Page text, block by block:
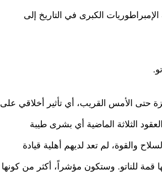
الكبرى في التاريخ إلى
حتى الأمس القريب، أي تأثير أخلاقي على
الثلاثة الماضية أي بشرى طيبة
والقوة، لم تعد لديهم أهلية قيادة
قمة للناتو. وستكون مؤشراً، أكثر من كونها